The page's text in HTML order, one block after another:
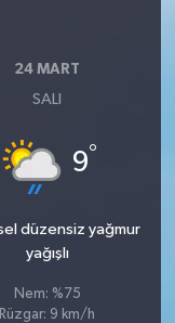
24 MART
SALI
9°
düzensiz yağmur
yağışlı
Nem: %75
Rüzgar: 9 km/h